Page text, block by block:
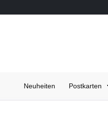
Neuheiten Postkarten